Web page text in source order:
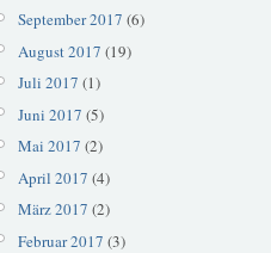
September 2017 (6)
August 2017 (19)
Juli 2017 (1)
Juni 2017 (5)
Mai 2017 (2)
April 2017 (4)
März 2017 (2)
Februar 2017 (3)